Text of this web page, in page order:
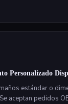
Personalizado
estándar o
aceptan pedidos